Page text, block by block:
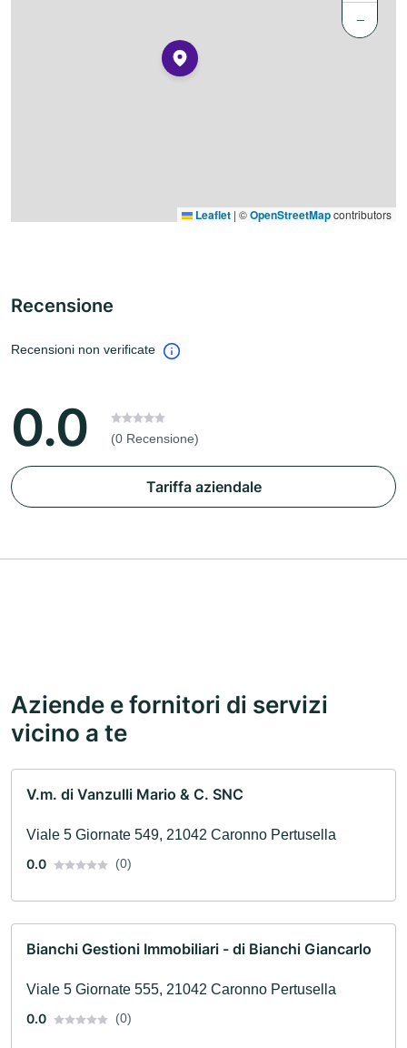
−
Leaflet | ©OpenStreetMapcontributors
Recensione
Recensioni non verificate
0.0 (0 Recensione)
Tariffa aziendale
Aziende e fornitori di servizi
vicino a te
V.m. di Vanzulli Mario & C. SNC
Viale 5 Giornate 549, 21042 Caronno Pertusella
0.0
(0)
Bianchi Gestioni Immobiliari - di Bianchi Giancarlo
Viale 5 Giornate 555, 21042 Caronno Pertusella
0.0
(0)